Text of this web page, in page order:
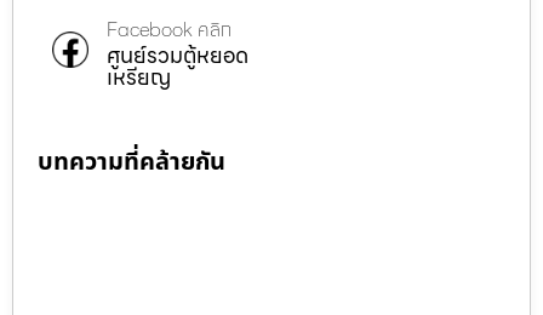
Facebook คลิก
ศูนย์รวมตู้หยอด
เหรียญ
บทความที่คล้ายกัน